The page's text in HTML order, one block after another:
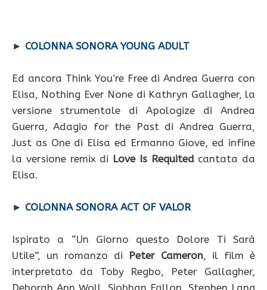
► COLONNA SONORA YOUNG ADULT
Ed ancora Think You’re Free di Andrea Guerra con
Elisa, Nothing Ever None di Kathryn Gallagher, la
versione strumentale di Apologize di Andrea
Guerra, Adagio for the Past di Andrea Guerra,
Just as One di Elisa ed Ermanno Giove, ed infine
la versione remix di Love Is Requitedcantata da
Elisa.
► COLONNA SONORA ACT OF VALOR
Ispirato a “Un Giorno questo Dolore Ti Sarà
Utile”, un romanzo di Peter Cameron, il film è
interpretato da Toby Regbo, Peter Gallagher,
Deborah Ann Woll, Siobhan Fallon, Stephen Lang